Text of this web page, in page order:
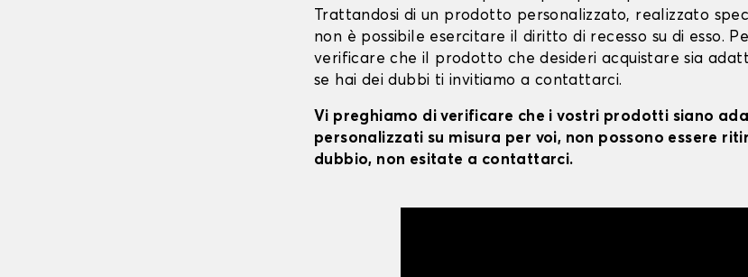
Trattandosi di un prodotto personalizzato, realizzato
non è possibile esercitare il diritto di recesso su di esso.
verificare che il prodotto che desideri acquistare sia
se hai dei dubbi ti invitiamo a contattarci.
Vi preghiamo di verificare che i vostri prodotti siano
personalizzati su misura per voi, non possono essere
dubbio, non esitate a contattarci.